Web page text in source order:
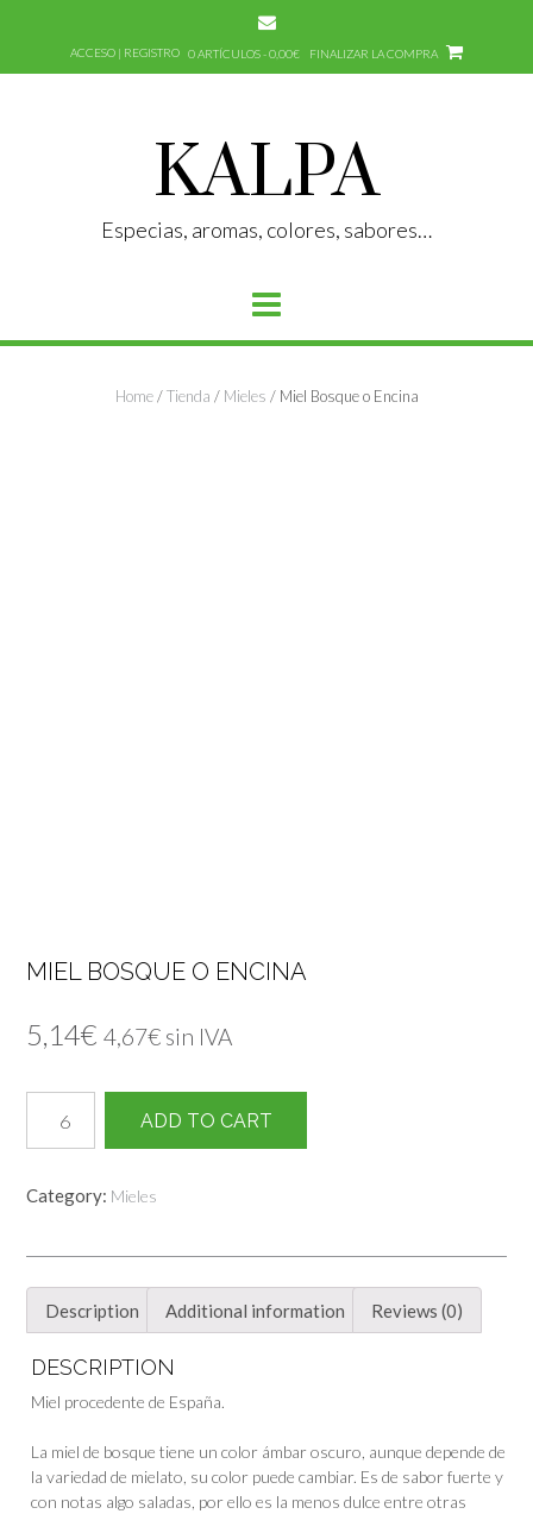
ACCESO | REGISTRO 0 ARTÍCULOS - 0,00€ FINALIZAR LA COMPRA
KALPA
Especias, aromas, colores, sabores…
Home/Tienda / Mieles / Miel Bosque o Encina
MIEL BOSQUE O ENCINA
5,14€ 4,67€ sin IVA
Bosque
o
quantity
ADD TO CART
Category: Mieles
Description Additional information Reviews (0)
DESCRIPTION
Miel procedente de España.
La miel de bosque tiene un color ámbar oscuro, aunque depende de
la variedad de mielato, su color puede cambiar. Es de sabor fuerte y
con notas algo saladas, por ello es la menos dulce entre otras